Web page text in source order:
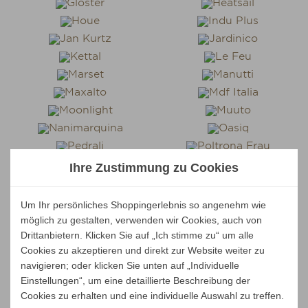
Ihre Zustimmung zu Cookies
Um Ihr persönliches Shoppingerlebnis so angenehm wie
möglich zu gestalten, verwenden wir Cookies, auch von
Drittanbietern. Klicken Sie auf „Ich stimme zu“ um alle
Cookies zu akzeptieren und direkt zur Website weiter zu
navigieren; oder klicken Sie unten auf „Individuelle
Einstellungen“, um eine detaillierte Beschreibung der
Cookies zu erhalten und eine individuelle Auswahl zu treffen.